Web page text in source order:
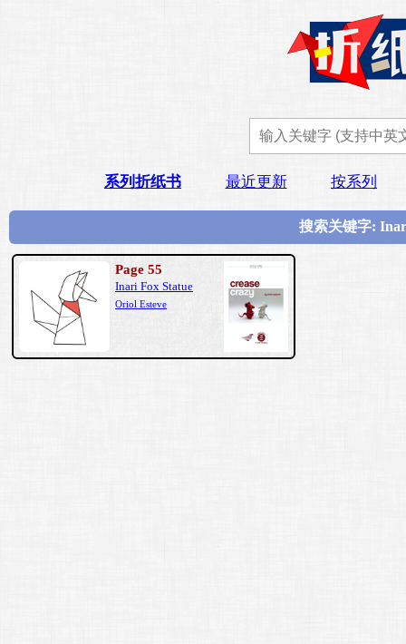
系列折纸书 最近更新 按系列
搜索关键字:
Page 55
Inari Fox Statue
Oriol Esteve